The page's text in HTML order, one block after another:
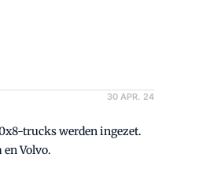
30 APR. 24
trucks werden ingezet.
Volvo.